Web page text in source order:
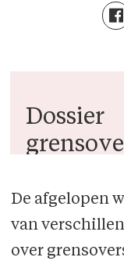
Dossier
Lees alle
De afgelopen
van
over